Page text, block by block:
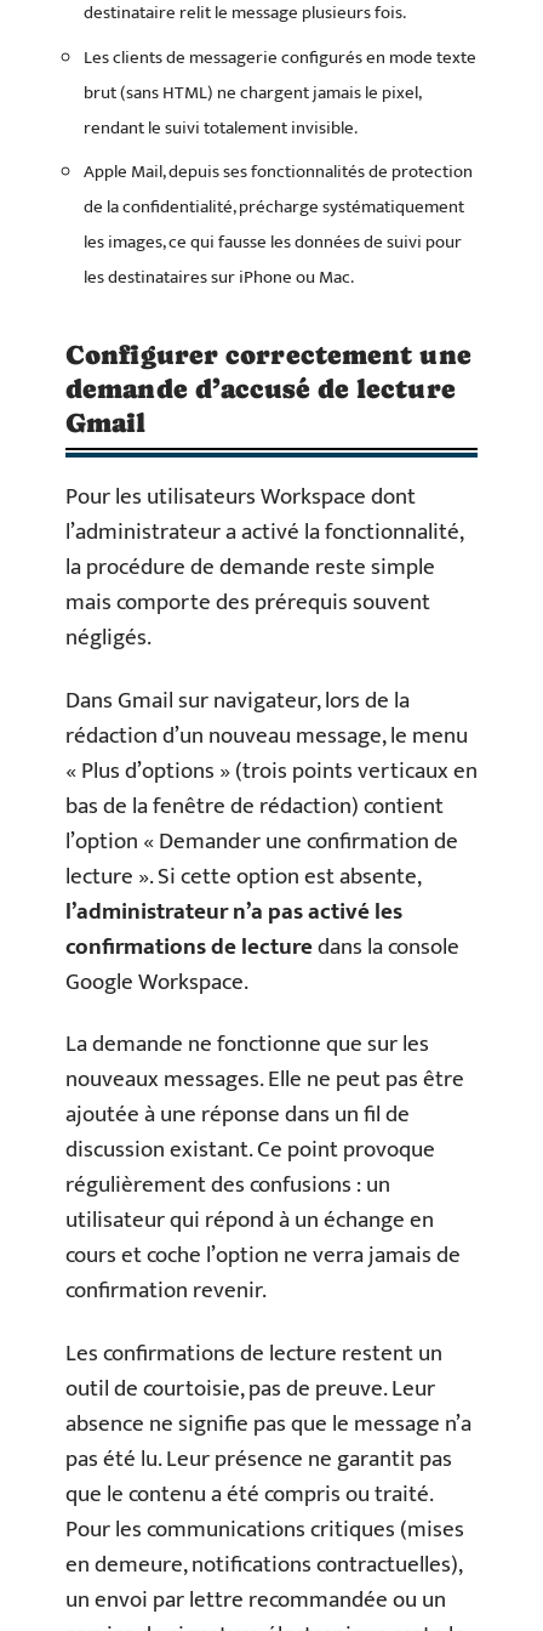
destinataire relit le message plusieurs fois.
Les clients de messagerie configurés en mode texte
brut (sans HTML) ne chargent jamais le pixel,
rendant le suivi totalement invisible.
Apple Mail, depuis ses fonctionnalités de protection
de la confidentialité, précharge systématiquement
les images, ce qui fausse les données de suivi pour
les destinataires sur iPhone ou Mac.
Configurer correctement une
demande d’accusé de lecture
Gmail
Pour les utilisateurs Workspace dont
l’administrateur a activé la fonctionnalité,
la procédure de demande reste simple
mais comporte des prérequis souvent
négligés.
Dans Gmail sur navigateur, lors de la
rédaction d’un nouveau message, le menu
« Plus d’options » (trois points verticaux en
bas de la fenêtre de rédaction) contient
l’option « Demander une confirmation de
lecture ». Si cette option est absente,
l’administrateur n’a pas activé les
confirmations de lecturedans la console
Google Workspace.
La demande ne fonctionne que sur les
nouveaux messages. Elle ne peut pas être
ajoutée à une réponse dans un fil de
discussion existant. Ce point provoque
régulièrement des confusions : un
utilisateur qui répond à un échange en
cours et coche l’option ne verra jamais de
confirmation revenir.
Les confirmations de lecture restent un
outil de courtoisie, pas de preuve. Leur
absence ne signifie pas que le message n’a
pas été lu. Leur présence ne garantit pas
que le contenu a été compris ou traité.
Pour les communications critiques (mises
en demeure, notifications contractuelles),
un envoi par lettre recommandée ou un